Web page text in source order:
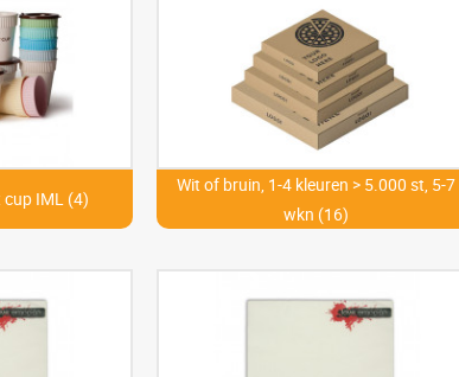
cup IML (4)
Wit of bruin, 1-4 kleuren > 5.000 st, 5-7
wkn (16)